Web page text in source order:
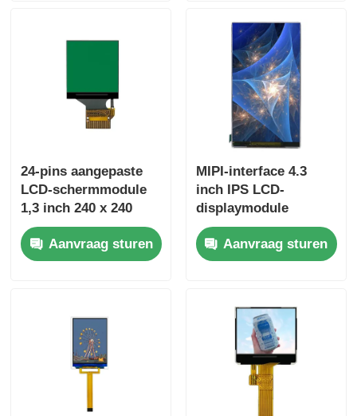
24-pins aangepaste
LCD-schermmodule
1,3 inch 240 x 240
scherm Volledige
kijkhoekAanvraag sturen
MIPI-interface 4.3
inch IPS LCD-
displaymodule
540x960 LCD-paneel
350 Cd/M2
Aanvraag sturen